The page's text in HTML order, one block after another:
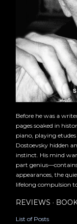
Before he was a
pages soaked in
piano, playing
Dostoevsky hidden
instinct. His mind
part
appearances, the
lifelong compulsion
REVIEWS
List of Posts